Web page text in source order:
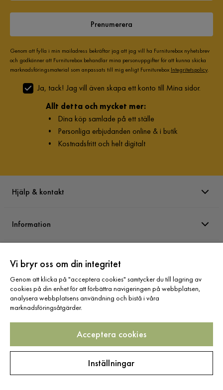
Prenumerera
Genom att fylla i min mailadress bekräftar jag att jag vill ha Furniturebox nyhetsbrev
och godkänner att Furniturebox behandlar mina personuppgifter för att kunna skicka
marknadsföringsmaterial som anpassats till mig enligt Furniturebox Integritetspolicy.
Ja, tack! Jag vill även skapa ett konto till Mina sidor.
Allt detta och mycket mer:
• Dina köp samlade på ett ställe
• Personliga erbjudanden online & i butik
• Kostnadsfritt och helt digitalt
Hjälp & kontakt
Information
Sortiment
Följ oss
Vi bryr oss om din integritet
Genom att klicka på "acceptera cookies" samtycker du till lagring av
cookies på din enhet för att förbättra navigeringen på webbplatsen,
analysera webbplatsens användning och bistå i våra
marknadsföringsåtgärder.
Acceptera cookies
Inställningar